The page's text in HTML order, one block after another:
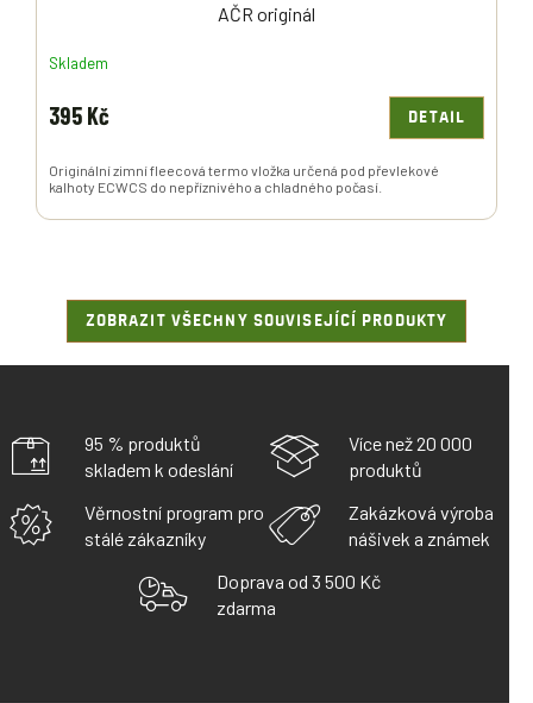
AČR originál
Skladem
395 Kč DETAIL
Originální zimní fleecová termo vložka určená pod převlekové
kalhoty ECWCS do nepříznivého a chladného počasí.
ZOBRAZIT VŠECHNY SOUVISEJÍCÍ PRODUKTY
95 % produktů
skladem k odeslání
Více než 20 000
produktů
Věrnostní program pro
stálé zákazníky
Zakázková výroba
nášivek a známek
Doprava od 3 500 Kč
zdarma